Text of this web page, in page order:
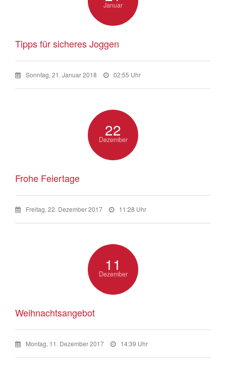
Januar
Tipps für sicheres Joggen
Sonntag, 21. Januar 2018 02:55 Uhr
22
Dezember
Frohe Feiertage
Freitag, 22. Dezember 2017 11:28 Uhr
11
Dezember
Weihnachtsangebot
Montag, 11. Dezember 2017 14:39 Uhr